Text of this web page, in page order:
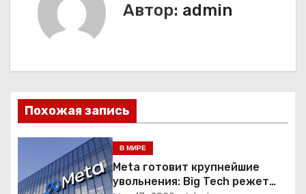
ц
и
п
Автор: admin
Похожая запись
В МИРЕ
Meta готовит крупнейшие
увольнения: Big Tech режет